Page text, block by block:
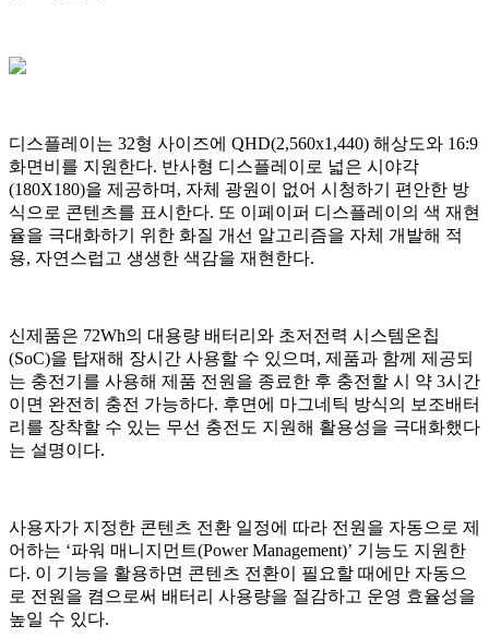
디스플레이는 32형 사이즈에 QHD(2,560x1,440) 해상도와 16:9
화면비를 지원한다. 반사형 디스플레이로 넓은 시야각
(180X180)을 제공하며, 자체 광원이 없어 시청하기 편안한 방
식으로 콘텐츠를 표시한다. 또 이페이퍼 디스플레이의 색 재현
율을 극대화하기 위한 화질 개선 알고리즘을 자체 개발해 적
용, 자연스럽고 생생한 색감을 재현한다.
신제품은 72Wh의 대용량 배터리와 초저전력 시스템온칩
(SoC)을 탑재해 장시간 사용할 수 있으며, 제품과 함께 제공되
는 충전기를 사용해 제품 전원을 종료한 후 충전할 시 약 3시간
이면 완전히 충전 가능하다. 후면에 마그네틱 방식의 보조배터
리를 장착할 수 있는 무선 충전도 지원해 활용성을 극대화했다
는 설명이다.
사용자가 지정한 콘텐츠 전환 일정에 따라 전원을 자동으로 제
어하는 ‘파워 매니지먼트(Power Management)’ 기능도 지원한
다. 이 기능을 활용하면 콘텐츠 전환이 필요할 때에만 자동으
로 전원을 켬으로써 배터리 사용량을 절감하고 운영 효율성을
높일 수 있다.